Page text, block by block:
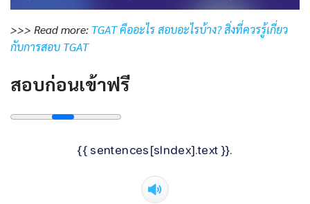
>>> Read more: TGAT คืออะไร สอบอะไรบ้าง? สิ่งที่ควรรู้เกี่ยว
กับการสอบ TGAT
สอบก่อนเข้าฟรี
{{ sentences[sIndex].text }}.